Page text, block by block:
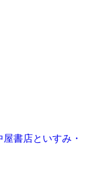
書店といすみ・